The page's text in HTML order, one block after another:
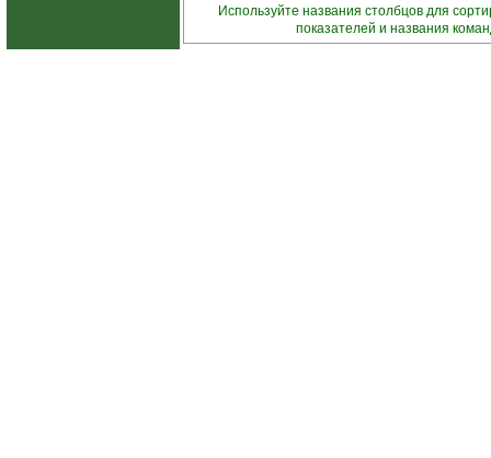
Используйте названия столбцов для
показателей и названия